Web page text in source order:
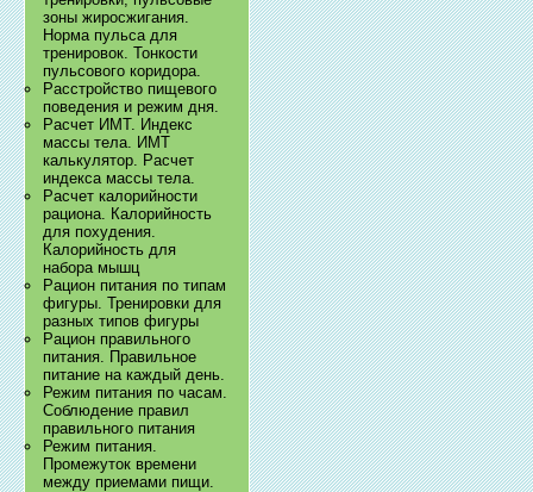
зоны жиросжигания.
Норма пульса для
тренировок. Тонкости
пульсового коридора.
Расстройство пищевого
поведения и режим дня.
Расчет ИМТ. Индекс
массы тела. ИМТ
калькулятор. Расчет
индекса массы тела.
Расчет калорийности
рациона. Калорийность
для похудения.
Калорийность для
набора мышц
Рацион питания по типам
фигуры. Тренировки для
разных типов фигуры
Рацион правильного
питания. Правильное
питание на каждый день.
Режим питания по часам.
Соблюдение правил
правильного питания
Режим питания.
Промежуток времени
между приемами пищи.